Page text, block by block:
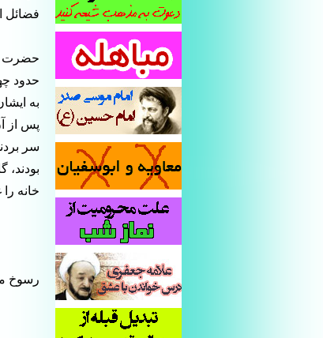
فضائل
حضرت
حدود
پس از
سر
خانه
رسوخ